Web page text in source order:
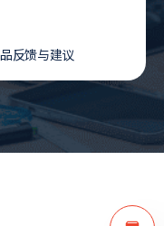
反馈与建议